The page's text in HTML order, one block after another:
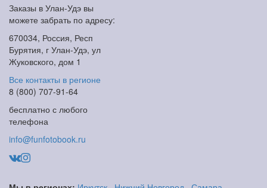
Заказы в Улан-Удэ вы
можете забрать по адресу:
670034, Россия, Респ
Бурятия, г Улан-Удэ, ул
Жуковского, дом 1
Все контакты в регионе
8 (800) 707-91-64
бесплатно с любого
телефона
info@funfotobook.ru